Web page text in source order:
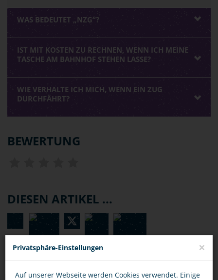
WAS BEDEUTET „NZG“?
IST MIT KOSTEN ZU RECHNEN, WENN ICH MEINE
TASCHE AM BAHNHOF STEHEN LASSE?
WIE VERHALTE ICH MICH, WENN EIN ZUG
DURCHFÄHRT?
BEWERTUNG
DIESEN ARTIKEL ...
Privatsphäre-Einstellungen ×
Auf unserer Webseite werden Cookies verwendet. Einige